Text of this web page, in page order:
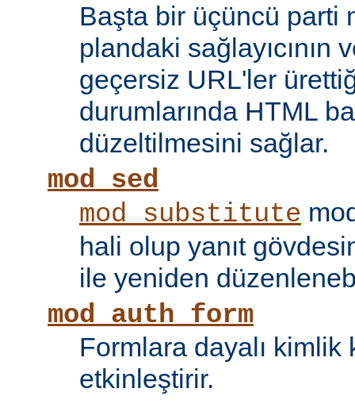
Başta bir üçüncü parti
plandaki sağlayıcının
geçersiz URL'ler
durumlarında HTML
düzeltilmesini sağlar.
mod_sed
mod_substitute
hali olup yanıt
ile yeniden
mod_auth_form
Formlara dayalı kimlik
etkinleştirir.